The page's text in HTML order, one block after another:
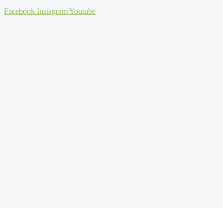
Facebook InstagramYoutube